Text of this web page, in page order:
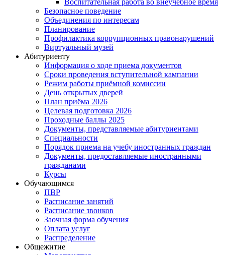
Воспитательная работа во внеучебное время
Безопасное поведение
Объединения по интересам
Планирование
Профилактика коррупционных правонарушений
Виртуальный музей
Абитуриенту
Информация о ходе приема документов
Сроки проведения вступительной кампании
Режим работы приёмной комиссии
День открытых дверей
План приёма 2026
Целевая подготовка 2026
Проходные баллы 2025
Документы, представляемые абитуриентами
Специальности
Порядок приема на учебу иностранных граждан
Документы, предоставляемые иностранными
гражданами
Курсы
Обучающимся
ПВР
Расписание занятий
Расписание звонков
Заочная форма обучения
Оплата услуг
Распределение
Общежитие